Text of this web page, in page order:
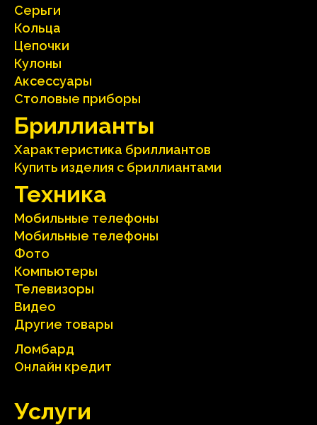
Серьги
Кольца
Цепочки
Кулоны
Аксесcуары
Столовые приборы
Бриллианты
Характеристика бриллиантoв
Kупить изделия c бриллиантами
Техника
Мобильные телефоны
Мобильные телефоны
Фото
Компьютеры
Телевизоры
Видео
Другие товары
Ломбард
Онлайн кредит
Услуги